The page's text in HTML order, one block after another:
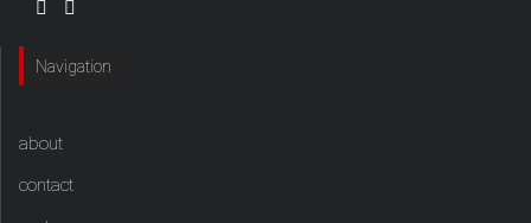
Navigation
about
contact